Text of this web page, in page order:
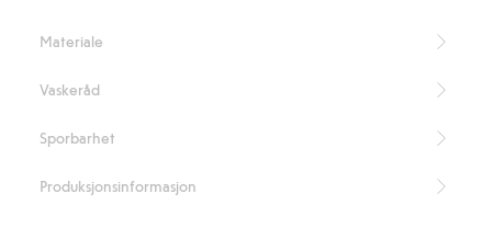
Organic cotton
Materiale
Vaskeråd
Sporbarhet
Produksjonsinformasjon